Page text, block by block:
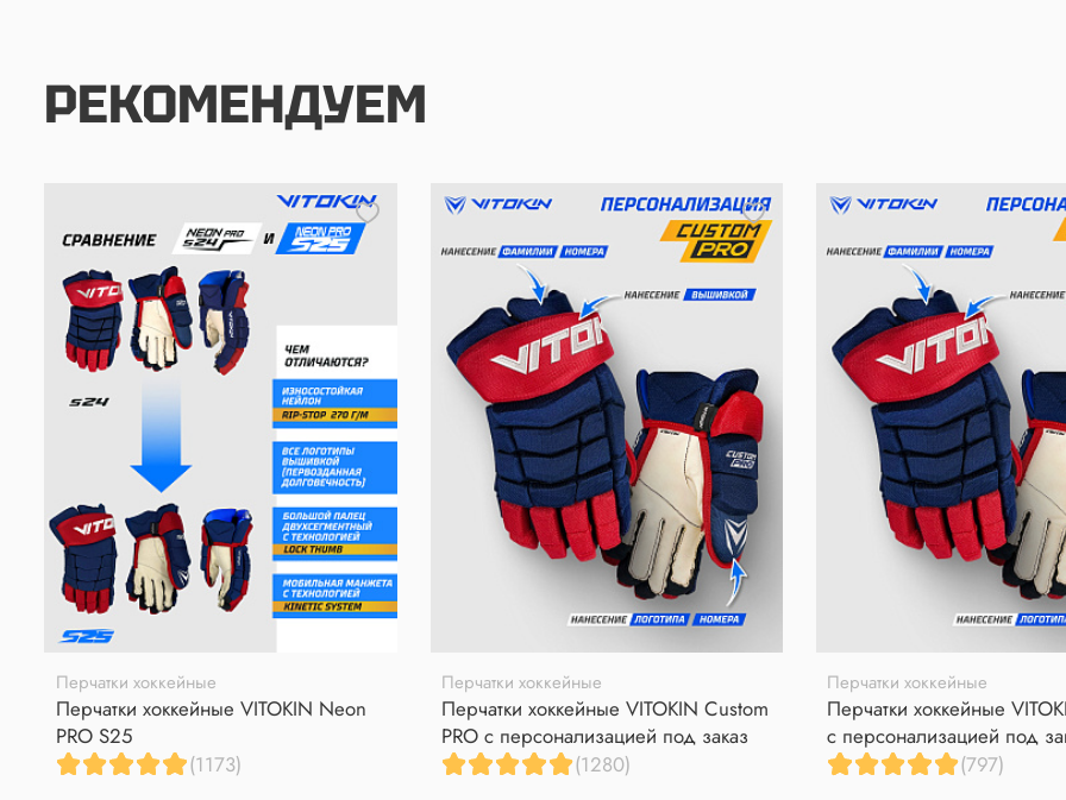
РЕКОМЕНДУЕМ
Перчатки хоккейные
Перчатки хоккейные VITOKIN Neon
PRO S25
(1173)
Перчатки хоккейные
Перчатки хоккейные VITOKIN Custom
PRO с персонализацией под заказ
(1280)
Перчатки хоккейные
Перчатки хоккейные
с персонализацией под
(797)